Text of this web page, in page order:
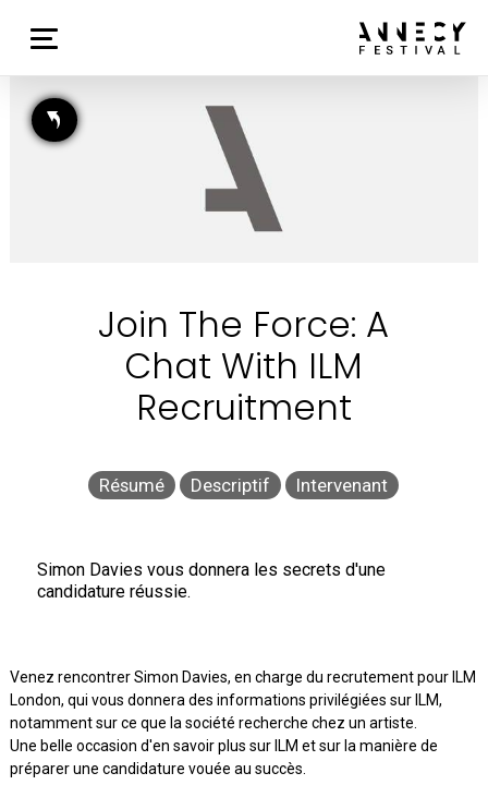
Join The Force: A
Chat With ILM
Recruitment
Résumé Descriptif Intervenant
Simon Davies vous donnera les secrets d'une
candidature réussie.
Venez rencontrer Simon Davies, en charge du recrutement pour ILM
London, qui vous donnera des informations privilégiées sur ILM,
notamment sur ce que la société recherche chez un artiste.
Une belle occasion d'en savoir plus sur ILM et sur la manière de
préparer une candidature vouée au succès.